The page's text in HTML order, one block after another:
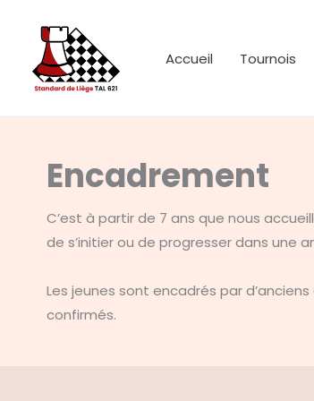
content
Accueil Tournois
Encadrement
C’est à partir de 7 ans que nous
de s’initier ou de progresser dans une
Les jeunes sont encadrés par
confirmés.